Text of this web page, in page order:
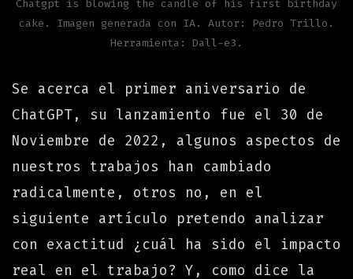
Chatgpt is blowing the candle of his first birthday
cake. Imagen generada con IA. Autor: Pedro Trillo.
Herramienta: Dall-e3.
Se acerca el primer aniversario de
ChatGPT, su lanzamiento fue el 30 de
Noviembre de 2022, algunos aspectos de
nuestros trabajos han cambiado
radicalmente, otros no, en el
siguiente artículo pretendo analizar
con exactitud ¿cuál ha sido el impacto
real en el trabajo? Y, como dice la